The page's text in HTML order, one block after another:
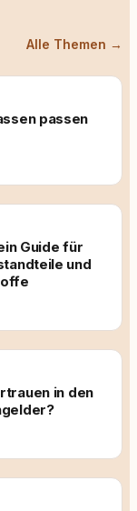
Alle Themen →
passen
Guide für
und
in den